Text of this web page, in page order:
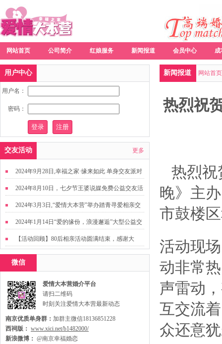
网站首页 公司简介 红娘服务 新闻报道 会员中心 成
新闻报道 网站首页
热烈祝
热烈祝
晚》主
市鼓楼
活动现
动非常
声雷动
互交流
众还意
用户中心
用户名：
密码：
交友活动 更多
2024年9月28日,幸福之家·缘来如此 单身交友派对
2024年8月10日，七夕节王婆说媒免费公益交友活
动
2024年3月3日,“爱情大本营”举办踏青寻爱相亲交
友活动
2024年1月14日“爱的缘份，浪漫邂逅”大型公益交
友活动
【活动回顾】80后相亲活动圆满结束，感谢大
家，走出来才有机会扩大缘分哦~
微信
爱情大本营婚介平台
请扫二维码
时刻关注爱情大本营最新动态
南京优质单身群： 加群主微信18136851228
西祠版： www.xici.net/b1482000/
新浪微博： @南京幸福婚恋